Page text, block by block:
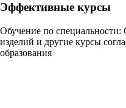
Эффективные курсы
Обучение по
изделий и другие курсы
образования